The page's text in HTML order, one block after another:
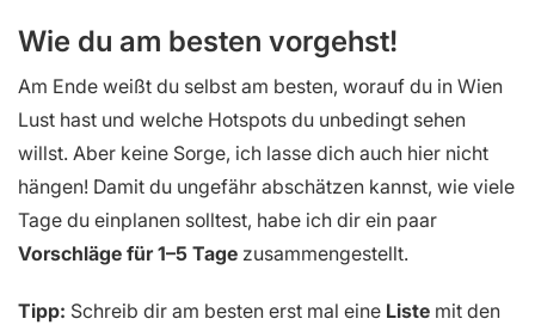
Wie du am besten vorgehst!
Am Ende weißt du selbst am besten, worauf du in Wien
Lust hast und welche Hotspots du unbedingt sehen
willst. Aber keine Sorge, ich lasse dich auch hier nicht
hängen! Damit du ungefähr abschätzen kannst, wie viele
Tage du einplanen solltest, habe ich dir ein paar
Vorschläge für 1–5 Tage zusammengestellt.
Tipp: Schreib dir am besten erst mal eine Liste mit den